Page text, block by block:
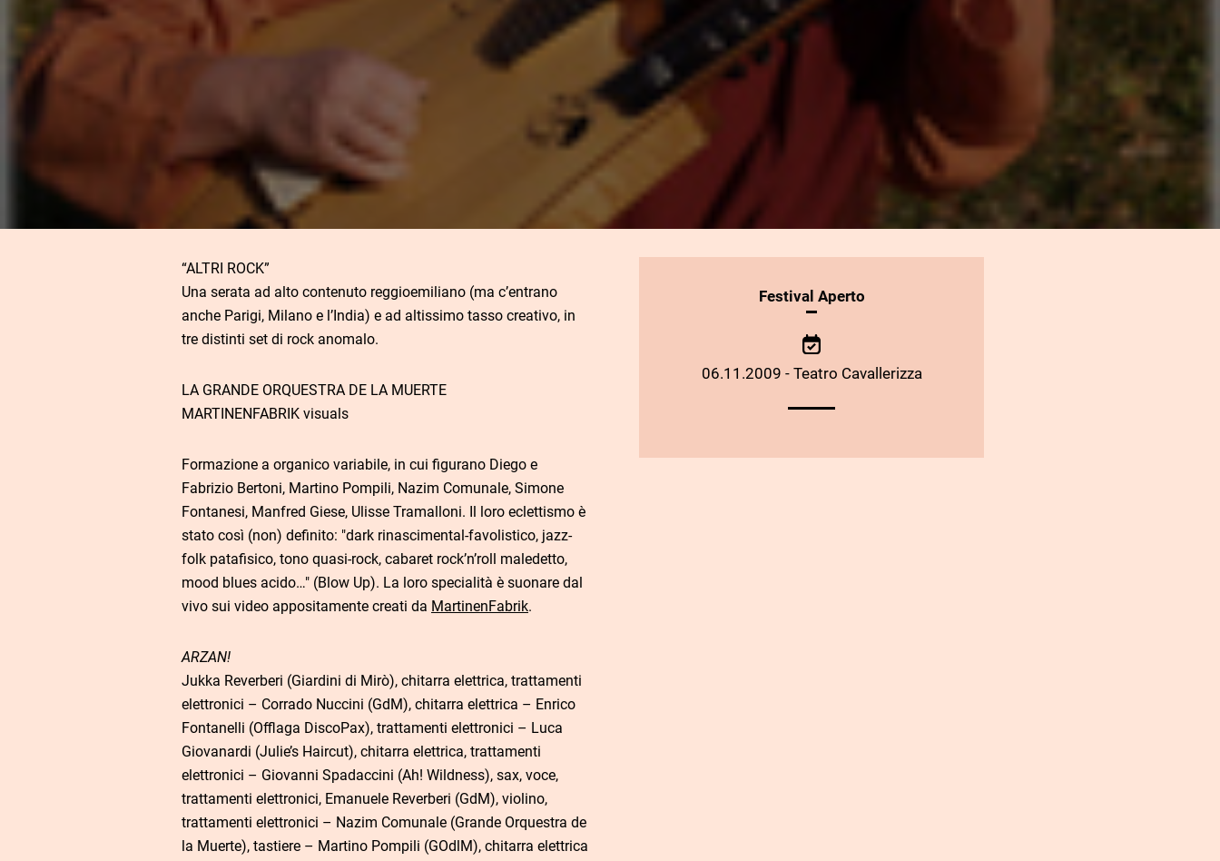
“ALTRI ROCK”
Una serata ad alto contenuto reggioemiliano (ma c’entrano
anche Parigi, Milano e l’India) e ad altissimo tasso creativo, in
tre distinti set di rock anomalo.
LA GRANDE ORQUESTRA DE LA MUERTE
MARTINENFABRIK visuals
Formazione a organico variabile, in cui figurano Diego e
Fabrizio Bertoni, Martino Pompili, Nazim Comunale, Simone
Fontanesi, Manfred Giese, Ulisse Tramalloni. Il loro eclettismo è
stato così (non) definito: "dark rinascimental-favolistico, jazz-
folk patafisico, tono quasi-rock, cabaret rock’n’roll maledetto,
mood blues acido…" (Blow Up). La loro specialità è suonare dal
vivo sui video appositamente creati da MartinenFabrik.
ARZAN!
Jukka Reverberi (Giardini di Mirò), chitarra elettrica, trattamenti
elettronici – Corrado Nuccini (GdM), chitarra elettrica – Enrico
Fontanelli (Offlaga DiscoPax), trattamenti elettronici – Luca
Giovanardi (Julie’s Haircut), chitarra elettrica, trattamenti
elettronici – Giovanni Spadaccini (Ah! Wildness), sax, voce,
trattamenti elettronici, Emanuele Reverberi (GdM), violino,
trattamenti elettronici – Nazim Comunale (Grande Orquestra de
la Muerte), tastiere – Martino Pompili (GOdlM), chitarra elettrica
INFORMAZIONIFestival Aperto
06.11.2009 - Teatro Cavallerizza